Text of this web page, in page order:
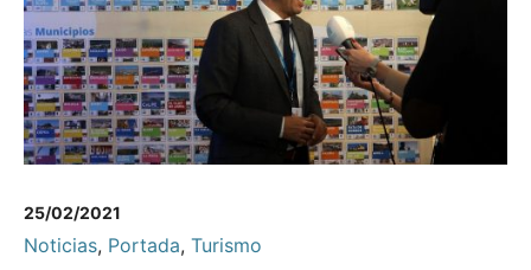
25/02/2021
Noticias, Portada, Turismo